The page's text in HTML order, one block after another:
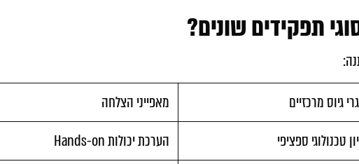
תפקידים שונים?
גיוס מרכזיים
מאפייני הצלחה
טכנולוגי ספציפי
הערכת יכולות Hands-on